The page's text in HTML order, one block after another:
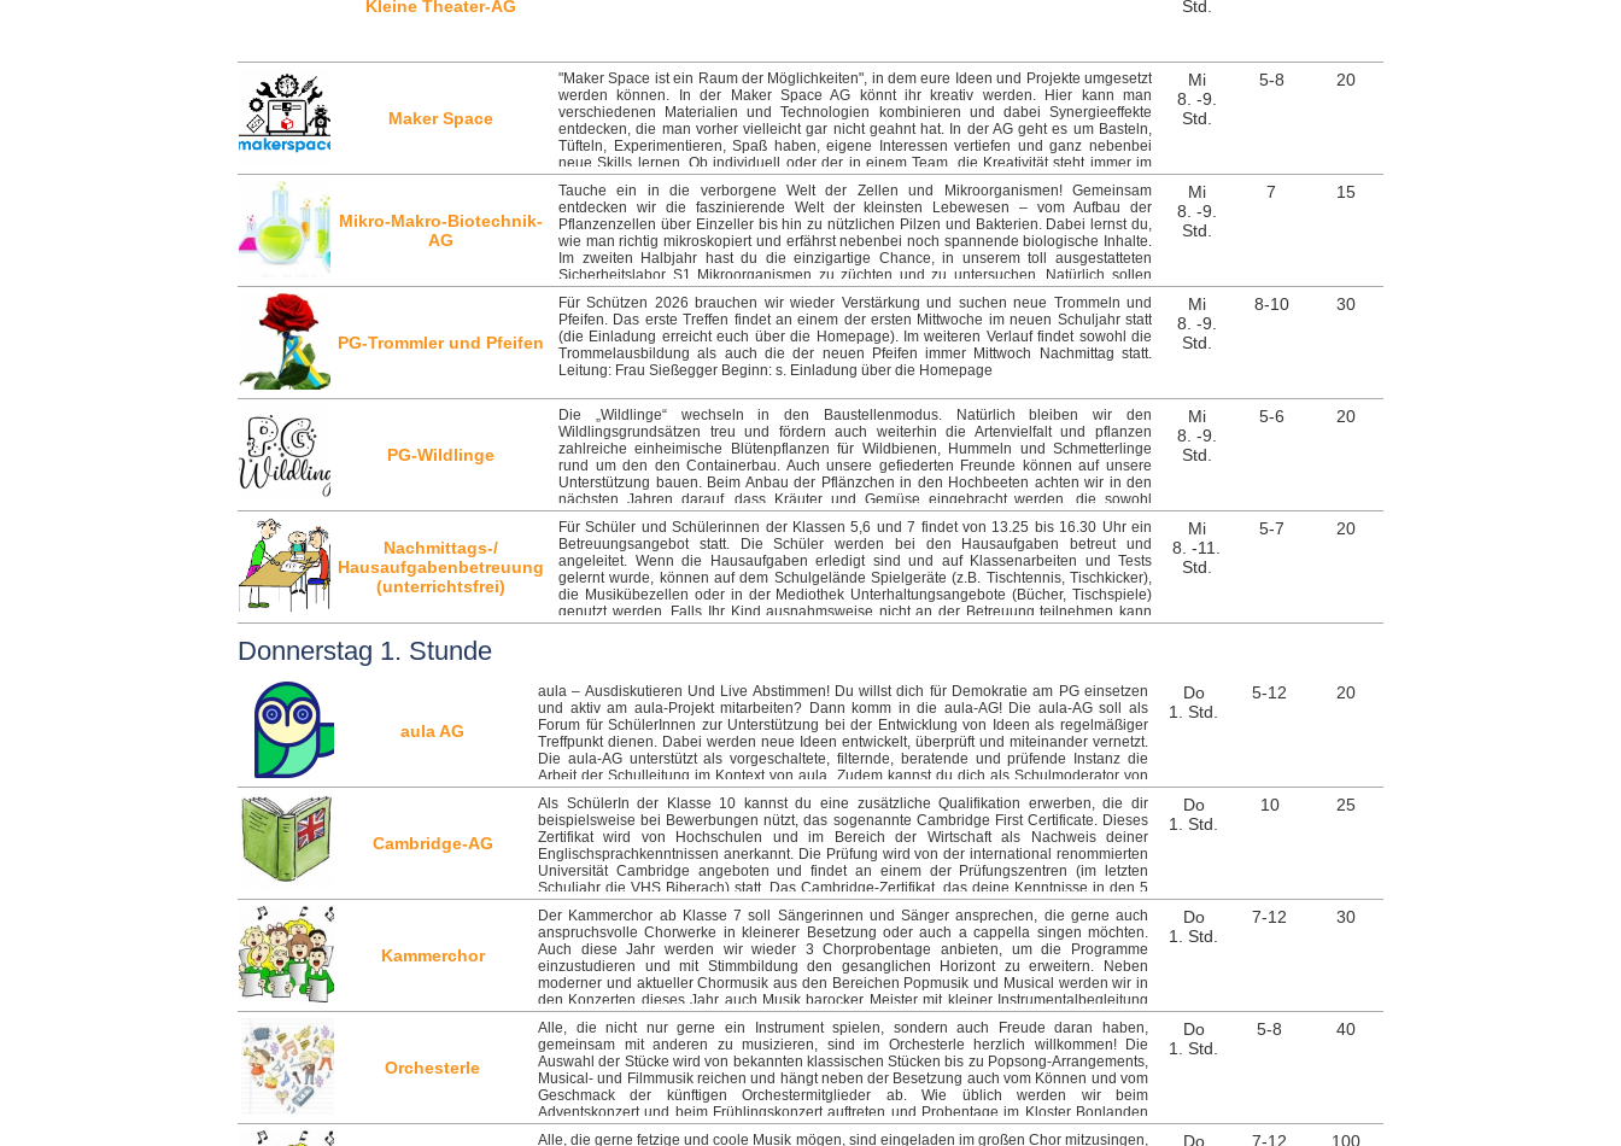
Kleine Theater-AG
Std.
Maker Space
"Maker Space ist ein Raum der Möglichkeiten", in dem eure Ideen und Projekte umgesetzt
werden können. In der Maker Space AG könnt ihr kreativ werden. Hier kann man
verschiedenen Materialien und Technologien kombinieren und dabei Synergieeffekte
entdecken, die man vorher vielleicht gar nicht geahnt hat. In der AG geht es um Basteln,
Tüfteln, Experimentieren, Spaß haben, eigene Interessen vertiefen und ganz nebenbei
neue Skills lernen. Ob individuell oder der in einem Team, die Kreativität steht immer im
Mittelpunkt. #EinfachMachen Hier kommen noch paar Beispielprojekte: - ein Spielzeug
oder ein Modell mit 3D-Drucker entwerfen - Digitale (z.B. Tetris) oder analoge (z.B. heißer
Draht) Spiele programmieren - Weihnachtsschmuck entwerfen und/oder programmieren -
Auto oder Flugzeug bauen und testen - Garten im Glas anlegen - Feen Nachtlicht bauen -
Hydraulic Arm - Lego-Technik, Fischer-Technik - und noch viele mehr kreative Ideen
Leitung: Frau Eichel Ort: SfZ (WG) Beginn: 24.09.2025
Mi
8. -9.
Std.
5-8 20
Mikro-Makro-Biotechnik-
AG
Tauche ein in die verborgene Welt der Zellen und Mikroorganismen! Gemeinsam
entdecken wir die faszinierende Welt der kleinsten Lebewesen – vom Aufbau der
Pflanzenzellen über Einzeller bis hin zu nützlichen Pilzen und Bakterien. Dabei lernst du,
wie man richtig mikroskopiert und erfährst nebenbei noch spannende biologische Inhalte.
Im zweiten Halbjahr hast du die einzigartige Chance, in unserem toll ausgestatteten
Sicherheitslabor S1 Mikroorganismen zu züchten und zu untersuchen. Natürlich sollen
Spaß und Freude an der Arbeit in der Gruppe oder zu zweit nicht zu kurz kommen! Leitung:
Frau Pekari Ort: Z-110 Beginn: 24.09.2025
Mi
8. -9.
Std.
7 15
PG-Trommler und Pfeifen
Für Schützen 2026 brauchen wir wieder Verstärkung und suchen neue Trommeln und
Pfeifen. Das erste Treffen findet an einem der ersten Mittwoche im neuen Schuljahr statt
(die Einladung erreicht euch über die Homepage). Im weiteren Verlauf findet sowohl die
Trommelausbildung als auch die der neuen Pfeifen immer Mittwoch Nachmittag statt.
Leitung: Frau Sießegger Beginn: s. Einladung über die Homepage
Mi
8. -9.
Std.
8-10 30
PG-Wildlinge
Die „Wildlinge“ wechseln in den Baustellenmodus. Natürlich bleiben wir den
Wildlingsgrundsätzen treu und fördern auch weiterhin die Artenvielfalt und pflanzen
zahlreiche einheimische Blütenpflanzen für Wildbienen, Hummeln und Schmetterlinge
rund um den den Containerbau. Auch unsere gefiederten Freunde können auf unsere
Unterstützung bauen. Beim Anbau der Pflänzchen in den Hochbeeten achten wir in den
nächsten Jahren darauf, dass Kräuter und Gemüse eingebracht werden, die sowohl
nützlich für die Insektenwelt, als auch förderlich für die Gesunderhaltung des
menschlichen Körpers sind. Wir freuen uns jetzt schon darauf mit euch ein paar frische
Cocktails zu schlürfen oder selbst gemachten Kräutertee zu kochen. Und wenn wir gerade
mal keine Möhrchen zu knabbern haben, genießen wir die Zeit an der frischen Luft und
gehen auf Biber- und Wildtier-Erkundungstour entlang den der Schule nahe gelegenen
Ökosystemen. Damit wir auch einen frischen, entspannten Kopf nach einem
anstrengenden Vormittag bekommen, werden wir auch Entspannungstechniken für euch
ist! Add on: Frischlinge – frisches Gemüse, frische Luft, frischer Geist! Achtung, diese AG
könnte Nebenwirkungen haben: 1)Das Buddeln in der Erde könnte sich positiv auf euer
Immunsystem auswirken. 2)Die Aktivitäten an der frischen Luft könnten euch entspannen
und euer generelles Wohlbefinden stärken. 3)Du könntest in Erklärungsnöte geraten, weil
du plötzlich Gemüse essen möchtest, das deine Eltern noch nie in dich reinbekommen
haben. Feel the power! Werde ein Wildling. Leitung: Frau Heinkele und Frau Higel Ort: Z-
111 Beginn: 24.09.2025
Mi
8. -9.
Std.
5-6 20
Nachmittags-/
Hausaufgabenbetreuung
(unterrichtsfrei)
Für Schüler und Schülerinnen der Klassen 5,6 und 7 findet von 13.25 bis 16.30 Uhr ein
Betreuungsangebot statt. Die Schüler werden bei den Hausaufgaben betreut und
angeleitet. Wenn die Hausaufgaben erledigt sind und auf Klassenarbeiten und Tests
gelernt wurde, können auf dem Schulgelände Spielgeräte (z.B. Tischtennis, Tischkicker),
die Musikübezellen oder in der Mediothek Unterhaltungsangebote (Bücher, Tischspiele)
genutzt werden. Falls Ihr Kind ausnahmsweise nicht an der Betreuung teilnehmen kann
(z.B. bei Krankheit oder Arzttermin), informieren Sie uns bitte bis spätestens 11:30 Uhr des
Mi
8. -11.
Std.
5-7 20
Donnerstag 1. Stunde
aula AG
aula – Ausdiskutieren Und Live Abstimmen! Du willst dich für Demokratie am PG einsetzen
und aktiv am aula-Projekt mitarbeiten? Dann komm in die aula-AG! Die aula-AG soll als
Forum für SchülerInnen zur Unterstützung bei der Entwicklung von Ideen als regelmäßiger
Treffpunkt dienen. Dabei werden neue Ideen entwickelt, überprüft und miteinander vernetzt.
Die aula-AG unterstützt als vorgeschaltete, filternde, beratende und prüfende Instanz die
Arbeit der Schulleitung im Kontext von aula. Zudem kannst du dich als Schulmoderator von
aula ausbilden lassen, um eine wichtige Rolle bei der Einhaltung der Regeln und
„Nettiquette“ auf der Plattform einzunehmen. Wir freuen uns auf euch! Leitung: Frau Heinkele,
Herr Ott Beginn: 25.09.2025
Do
1. Std.
5-12 20
Cambridge-AG
Als SchülerIn der Klasse 10 kannst du eine zusätzliche Qualifikation erwerben, die dir
beispielsweise bei Bewerbungen nützt, das sogenannte Cambridge First Certificate. Dieses
Zertifikat wird von Hochschulen und im Bereich der Wirtschaft als Nachweis deiner
Englischsprachkenntnissen anerkannt. Die Prüfung wird von der international renommierten
Universität Cambridge angeboten und findet an einem der Prüfungszentren (im letzten
Schuljahr die VHS Biberach) statt. Das Cambridge-Zertifikat, das deine Kenntnisse in den 5
Bereichen „listening“, „speaking“, „writing“, „reading“ und „use of English“ bescheinigt, ist
lebenslang gültig. In der AG lernst du die Aufgabenformen, wie sie in der Prüfung
vorkommen, kennen und trainierst diese intensiv. Die Prüfungsgebühren betragen ca. 200 €
Leitung: Frau Munz Beginn: 25.09.2025 in L-001
Do
1. Std.
10 25
Kammerchor
Der Kammerchor ab Klasse 7 soll Sängerinnen und Sänger ansprechen, die gerne auch
anspruchsvolle Chorwerke in kleinerer Besetzung oder auch a cappella singen möchten.
Auch diese Jahr werden wir wieder 3 Chorprobentage anbieten, um die Programme
einzustudieren und mit Stimmbildung den gesanglichen Horizont zu erweitern. Neben
moderner und aktueller Chormusik aus den Bereichen Popmusik und Musical werden wir in
den Konzerten dieses Jahr auch Musik barocker Meister mit kleiner Instrumentalbegleitung
erarbeiten und so ein breites Spektrum anbieten. Leitung: Frau Schneider Beginn/Ort:
25.09.2025 in G-115
Do
1. Std.
7-12 30
Orchesterle
Alle, die nicht nur gerne ein Instrument spielen, sondern auch Freude daran haben,
gemeinsam mit anderen zu musizieren, sind im Orchesterle herzlich willkommen! Die
Auswahl der Stücke wird von bekannten klassischen Stücken bis zu Popsong-Arrangements,
Musical- und Filmmusik reichen und hängt neben der Besetzung auch vom Können und vom
Geschmack der künftigen Orchestermitglieder ab. Wie üblich werden wir beim
Adventskonzert und beim Frühlingskonzert auftreten und Probentage im Kloster Bonlanden
verbringen. Das Angebot ist offen für alle Schüler der Klassen 5-8. Schüler der Musikzüge der
Do
1. Std.
5-8 40
Alle, die gerne fetzige und coole Musik mögen, sind eingeladen im großen Chor mitzusingen, Do 7-12 100